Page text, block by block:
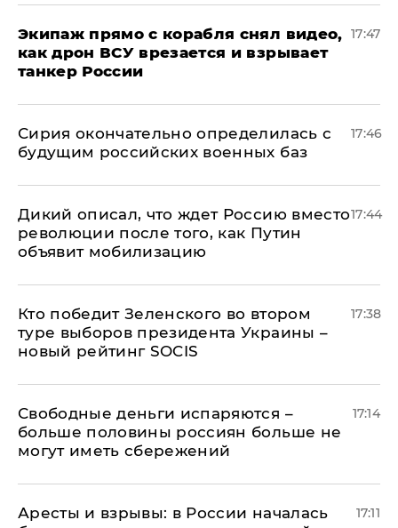
Экипаж прямо с корабля снял видео,
как дрон ВСУ врезается и взрывает
танкер России
17:47
Сирия окончательно определилась с
будущим российских военных баз
17:46
Дикий описал, что ждет Россию вместо
революции после того, как Путин
объявит мобилизацию
17:44
Кто победит Зеленского во втором
туре выборов президента Украины –
новый рейтинг SOCIS
17:38
Свободные деньги испаряются –
больше половины россиян больше не
могут иметь сбережений
17:14
Аресты и взрывы: в России началась
17:11